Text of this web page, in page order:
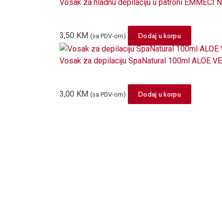
Vosak za hladnu depilaciju u patroni EMMECI
3,50 KM (sa PDV-om) Dodaj u korpu
Vosak za depilaciju SpaNatural 100ml ALOE
3,00 KM (sa PDV-om) Dodaj u korpu